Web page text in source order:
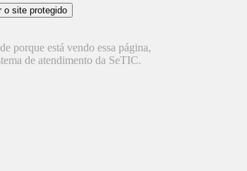
porque está vendo essa página,
de atendimento da SeTIC.